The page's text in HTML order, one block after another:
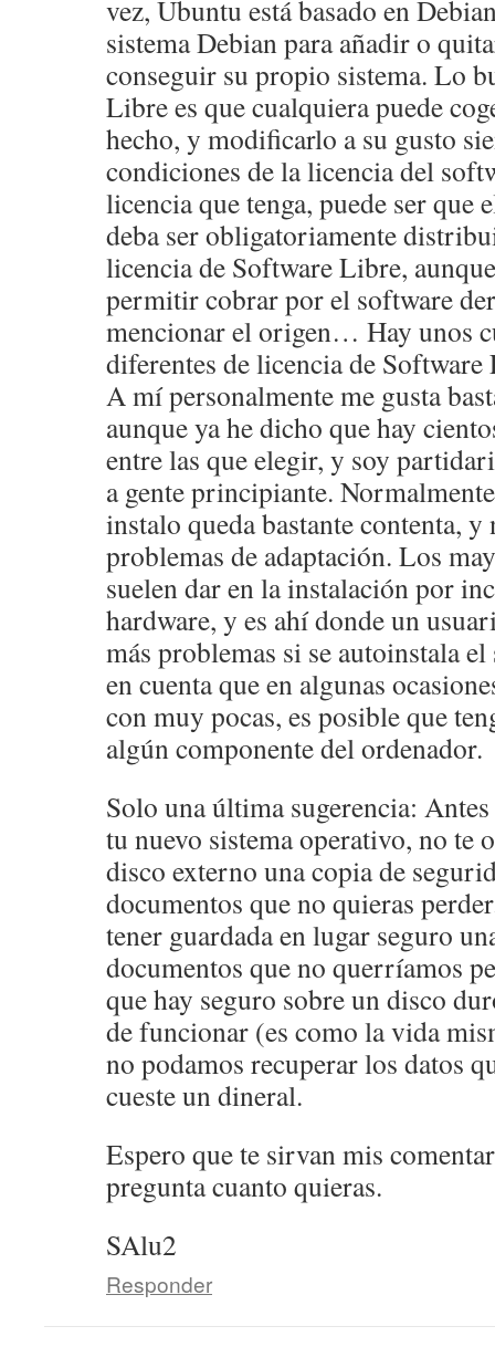
vez, Ubuntu está basado en
sistema Debian para añadir o
conseguir su propio sistema. Lo
Libre es que cualquiera puede
hecho, y modificarlo a su gusto
condiciones de la licencia del
licencia que tenga, puede ser que
deba ser obligatoriamente
licencia de Software Libre,
permitir cobrar por el software
mencionar el origen… Hay unos
diferentes de licencia de
A mí personalmente me gusta
aunque ya he dicho que hay
entre las que elegir, y soy
a gente principiante.
instalo queda bastante contenta, y
problemas de adaptación. Los
suelen dar en la instalación por
hardware, y es ahí donde un
más problemas si se autoinstala
en cuenta que en algunas
con muy pocas, es posible que
algún componente del ordenador.
Solo una última sugerencia:
tu nuevo sistema operativo, no te
disco externo una copia de
documentos que no quieras
tener guardada en lugar seguro
documentos que no querríamos
que hay seguro sobre un disco
de funcionar (es como la vida
no podamos recuperar los datos
cueste un dineral.
Espero que te sirvan mis
pregunta cuanto quieras.
SAlu2
Responder